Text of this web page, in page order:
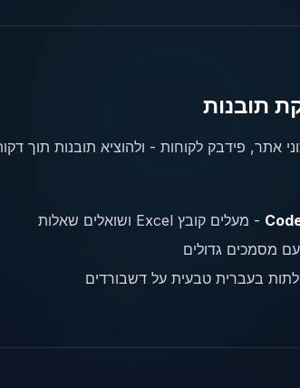
- מעלים קובץ Excel ושואלים שאלות
מסמכים גדולים
בעברית טבעית על דשבורדים